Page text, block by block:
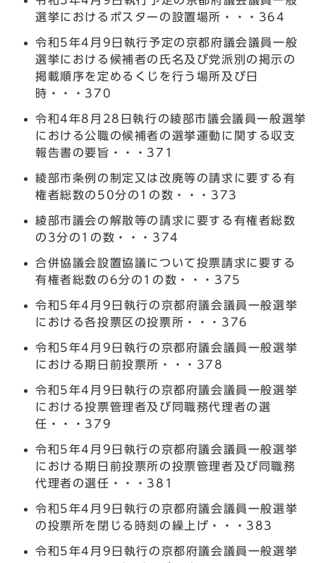
選挙におけるポスターの設置場所・・・364
令和5年4月9日執行予定の京都府議会議員一般
選挙における候補者の氏名及び党派別の掲示の
掲載順序を定めるくじを行う場所及び日
時・・・370
令和4年8月28日執行の綾部市議会議員一般選挙
における公職の候補者の選挙運動に関する収支
報告書の要旨・・・371
綾部市条例の制定又は改廃等の請求に要する有
権者総数の50分の1の数・・・373
綾部市議会の解散等の請求に要する有権者総数
の3分の1の数・・・374
合併協議会設置協議について投票請求に要する
有権者総数の6分の1の数・・・375
令和5年4月9日執行の京都府議会議員一般選挙
における各投票区の投票所・・・376
令和5年4月9日執行の京都府議会議員一般選挙
における期日前投票所・・・378
令和5年4月9日執行の京都府議会議員一般選挙
における投票管理者及び同職務代理者の選
任・・・379
令和5年4月9日執行の京都府議会議員一般選挙
における期日前投票所の投票管理者及び同職務
代理者の選任・・・381
令和5年4月9日執行の京都府議会議員一般選挙
の投票所を閉じる時刻の繰上げ・・・383
令和5年4月9日執行の京都府議会議員一般選挙